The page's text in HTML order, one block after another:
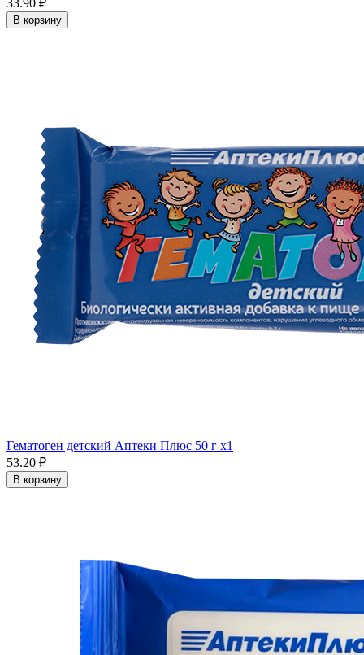
33.90 ₽
В корзину
Гематоген детский Аптеки Плюс 50 г x1
53.20 ₽
В корзину